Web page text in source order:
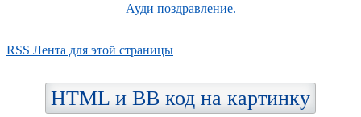
Ауди поздравление.
RSS Лента для этой страницы
HTML и BB код на картинку